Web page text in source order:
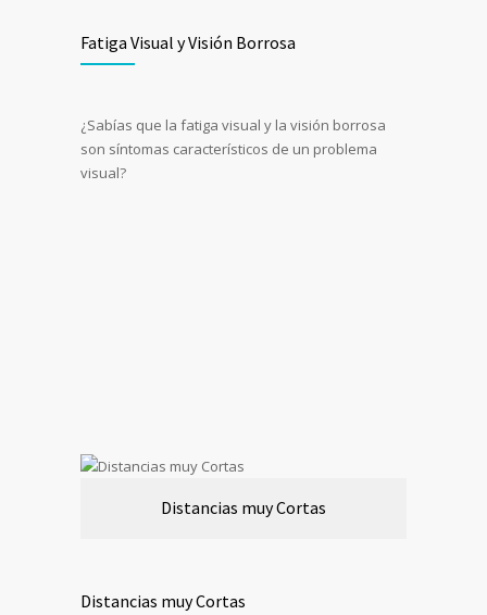
Fatiga Visual y Visión Borrosa
¿Sabías que la fatiga visual y la visión borrosa
son síntomas característicos de un problema
visual?
Distancias muy Cortas
Distancias muy Cortas